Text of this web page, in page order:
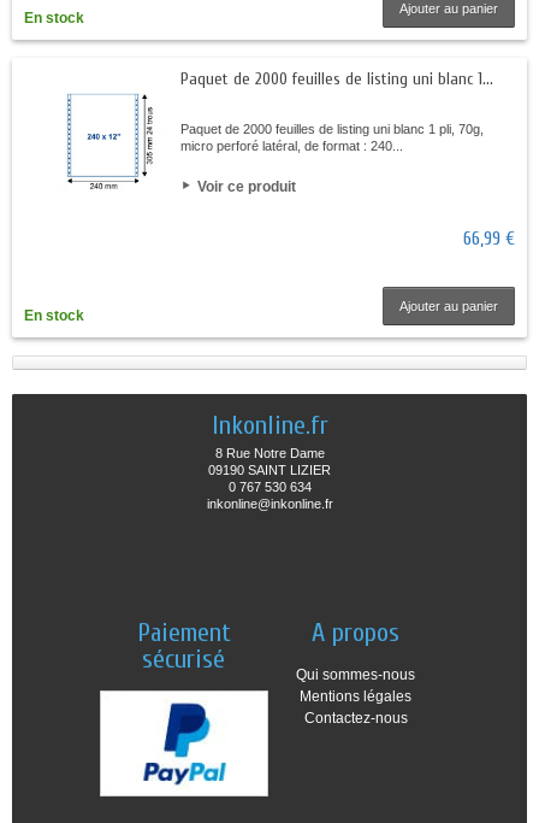
En stock
Ajouter au panier
Paquet de 2000 feuilles de listing uni blanc 1...
Paquet de 2000 feuilles de listing uni blanc 1 pli, 70g,
micro perforé latéral, de format : 240...
Voir ce produit
66,99 €
En stock
Ajouter au panier
Inkonline.fr
8 Rue Notre Dame
09190 SAINT LIZIER
0 767 530 634
inkonline@inkonline.fr
Paiement
sécurisé
A propos
Qui sommes-nous
Mentions légales
Contactez-nous